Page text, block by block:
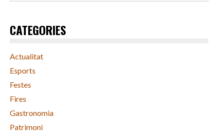
CATEGORIES
Actualitat
Esports
Festes
Fires
Gastronomia
Patrimoni